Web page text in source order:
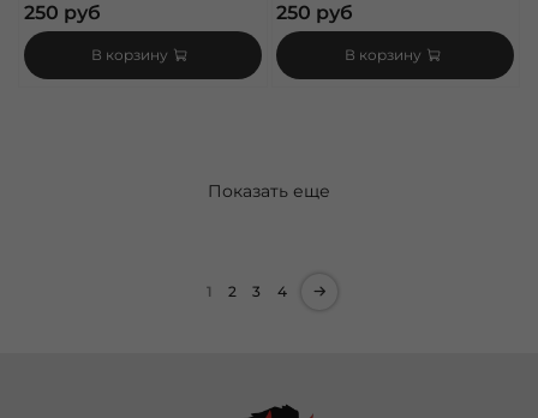
250 руб
В корзину
250 руб
В корзину
Показать еще
1 2 3 4